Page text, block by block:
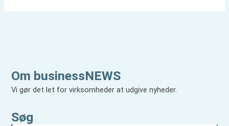
Om businessNEWS
Vi gør det let for virksomheder at udgive nyheder.
Søg